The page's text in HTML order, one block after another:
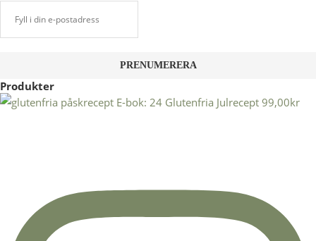
Produkter
E-bok: 24 Glutenfria Julrecept 99,00kr